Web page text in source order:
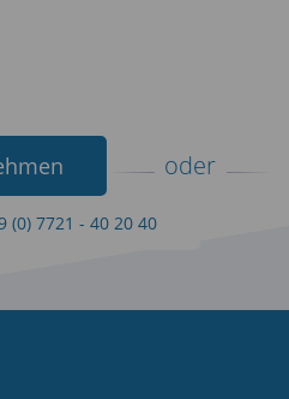
oder
7721 - 40 20 40